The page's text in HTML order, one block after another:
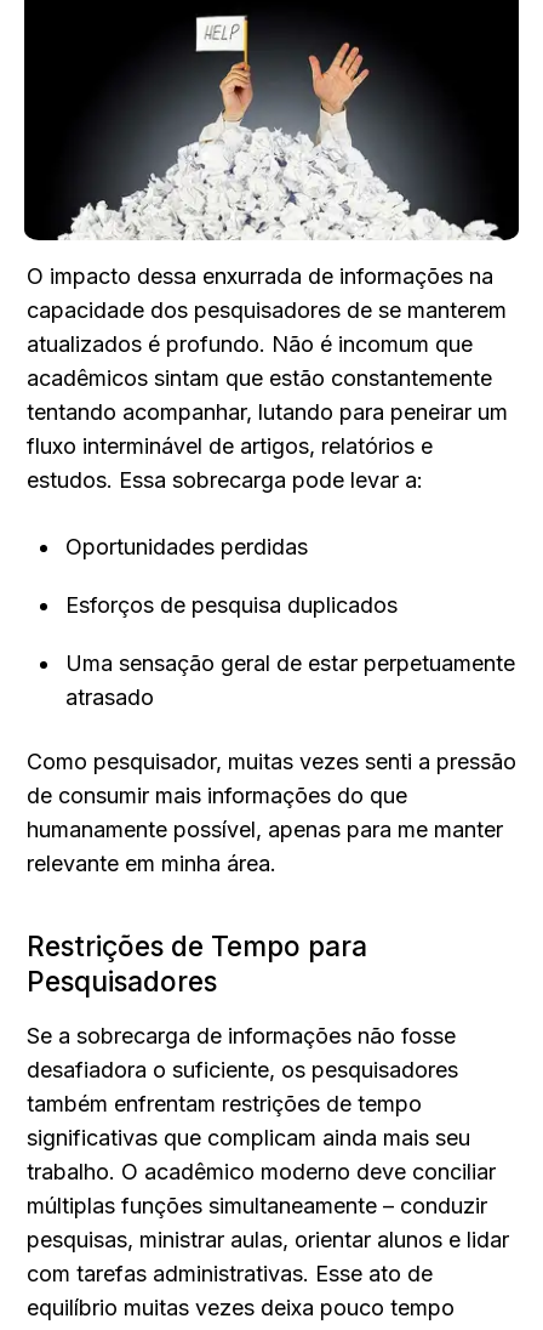
O impacto dessa enxurrada de informações na
capacidade dos pesquisadores de se manterem
atualizados é profundo. Não é incomum que
acadêmicos sintam que estão constantemente
tentando acompanhar, lutando para peneirar um
fluxo interminável de artigos, relatórios e
estudos. Essa sobrecarga pode levar a:
Oportunidades perdidas
Esforços de pesquisa duplicados
Uma sensação geral de estar perpetuamente
atrasado
Como pesquisador, muitas vezes senti a pressão
de consumir mais informações do que
humanamente possível, apenas para me manter
relevante em minha área.
Restrições de Tempo para
Pesquisadores
Se a sobrecarga de informações não fosse
desafiadora o suficiente, os pesquisadores
também enfrentam restrições de tempo
significativas que complicam ainda mais seu
trabalho. O acadêmico moderno deve conciliar
múltiplas funções simultaneamente – conduzir
pesquisas, ministrar aulas, orientar alunos e lidar
com tarefas administrativas. Esse ato de
equilíbrio muitas vezes deixa pouco tempo